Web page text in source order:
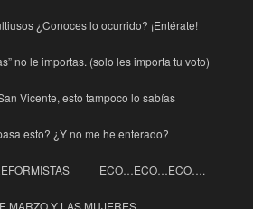
¿Conoces lo ocurrido? ¡Entérate!
no le importas. (solo les importa tu voto)
Vicente, esto tampoco lo sabías
esto? ¿Y no me he enterado?
ECO…ECO…ECO….